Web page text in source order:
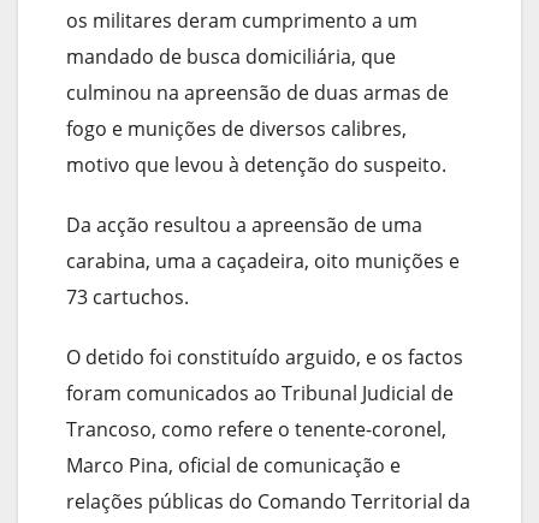
os militares deram cumprimento a um
mandado de busca domiciliária, que
culminou na apreensão de duas armas de
fogo e munições de diversos calibres,
motivo que levou à detenção do suspeito.
Da acção resultou a apreensão de uma
carabina, uma a caçadeira, oito munições e
73 cartuchos.
O detido foi constituído arguido, e os factos
foram comunicados ao Tribunal Judicial de
Trancoso, como refere o tenente-coronel,
Marco Pina, oficial de comunicação e
relações públicas do Comando Territorial da